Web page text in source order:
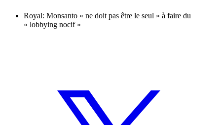
Royal: Monsanto « ne doit pas être le seul » à faire du
« lobbying nocif »